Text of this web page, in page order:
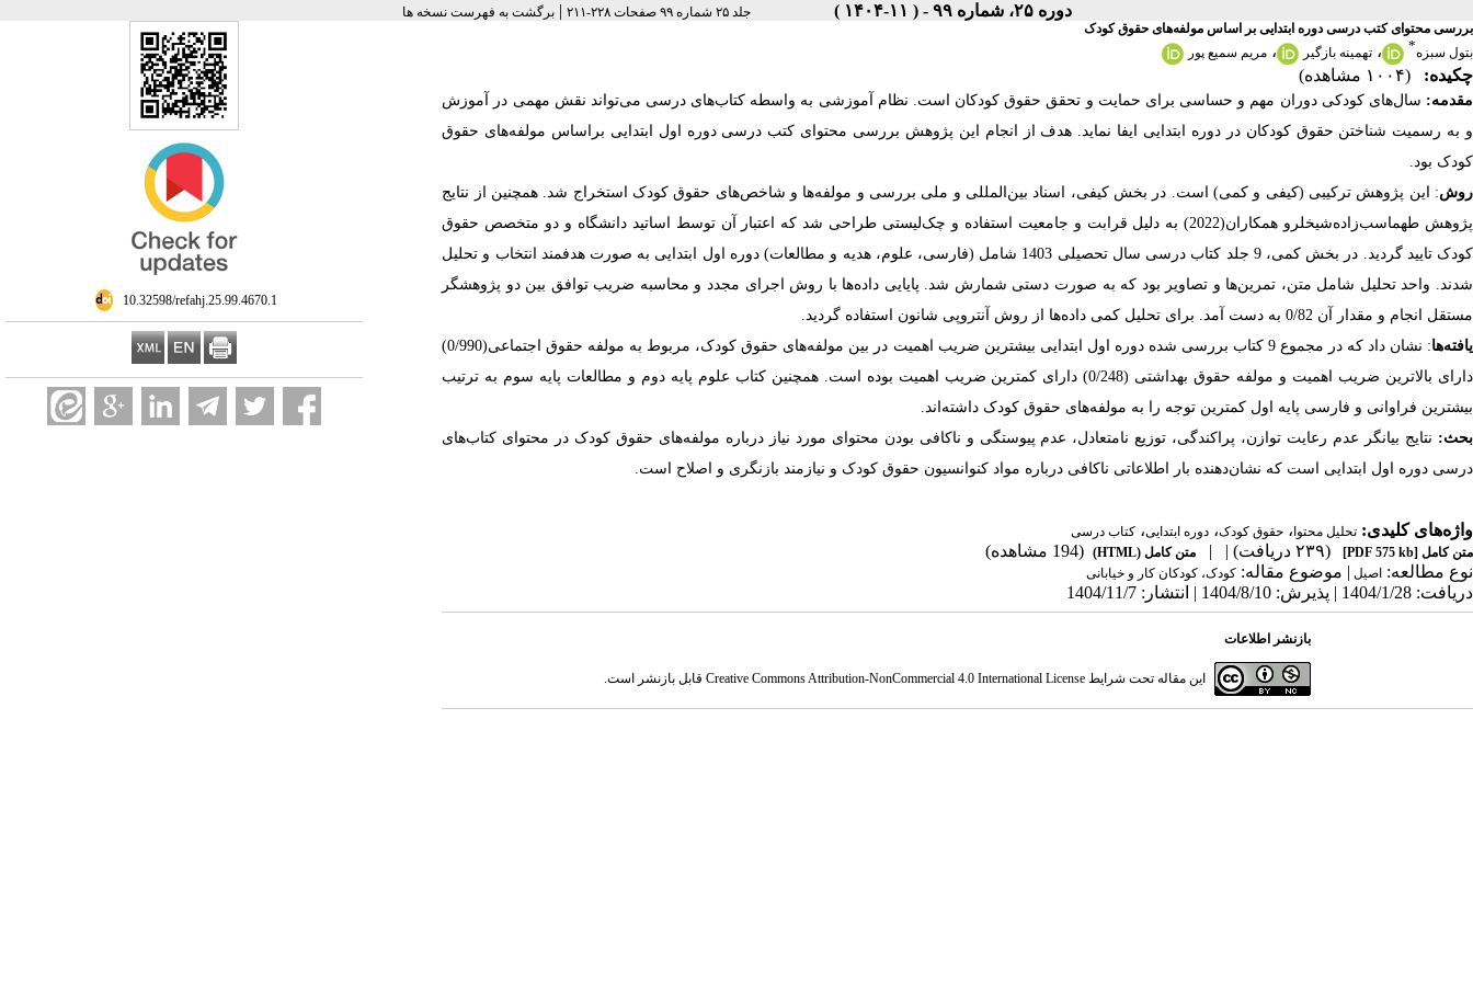
دوره ۲۵، شماره ۹۹ - ( ۱۱-۱۴۰۴ ) جلد ۲۵ شماره ۹۹ صفحات ۲۲۸-۲۱۱ |برگشت به فهرست نسخه ها
‎ 10.32598/refahj.25.99.4670.1
بررسی محتوای کتب درسی دوره ابتدایی بر اساس مولفه‌های حقوق کودک
بتول سبزه* ، تهمینه بازگیر ، مریم سمیع پور
چکیده: (۱۰۰۴ مشاهده)
مقدمه: سال‌های کودکی دوران مهم و حساسی برای حمایت و تحقق حقوق کودکان است. نظام آموزشی به واسطه کتاب‌های درسی می‌تواند نقش مهمی در آموزش
و به رسمیت شناختن حقوق کودکان در دوره ابتدایی ایفا نماید. هدف از انجام این پژوهش بررسی محتوای کتب درسی دوره اول ابتدایی براساس مولفه‌های حقوق
کودک بود.
روش: این پژوهش ترکیبی (کیفی و کمی) است. در بخش کیفی، اسناد بین‌المللی و ملی بررسی و مولفه‌ها و شاخص‌های حقوق کودک استخراج شد. همچنین از نتایج
پژوهش طهماسب‌زاده‌شیخلرو همکاران(2022) به دلیل قرابت و جامعیت استفاده و چک‌لیستی طراحی شد که اعتبار آن توسط اساتید دانشگاه و دو متخصص حقوق
کودک تایید گردید. در بخش کمی، 9 جلد کتاب درسی سال تحصیلی 1403 شامل (فارسی، علوم، هدیه و مطالعات) دوره اول ابتدایی به صورت هدفمند انتخاب و تحلیل
شدند. واحد تحلیل شامل متن، تمرین‌ها و تصاویر بود که به صورت دستی شمارش شد. پایایی داده‌ها با روش اجرای مجدد و محاسبه ضریب توافق بین دو پژوهشگر
مستقل انجام و مقدار آن 0/82 به دست آمد. برای تحلیل کمی داده‌ها از روش آنتروپی شانون استفاده گردید.
یافته‌ها
: نشان داد که در مجموع 9 کتاب بررسی شده دوره اول ابتدایی بیشترین ضریب اهمیت در بین مولفه‌های حقوق کودک، مربوط به مولفه حقوق اجتماعی(0/990)
دارای بالاترین ضریب اهمیت و مولفه حقوق بهداشتی (0/248) دارای کمترین ضریب اهمیت بوده است. همچنین کتاب علوم پایه دوم و مطالعات پایه سوم به ترتیب
بیشترین فراوانی و فارسی پایه اول کمترین توجه را به مولفه‌های حقوق کودک داشته‌اند.
بحث: نتایج بیانگر عدم رعایت توازن، پراکندگی، توزیع نامتعادل، عدم پیوستگی و ناکافی بودن محتوای مورد نیاز درباره مولفه‌های حقوق کودک در محتوای کتاب‌های
درسی دوره اول ابتدایی است که نشان‌دهنده بار اطلاعاتی ناکافی درباره مواد کنوانسیون حقوق کودک و نیازمند بازنگری و اصلاح است.
واژه‌های کلیدی: تحلیل محتوا، حقوق کودک، دوره ابتدایی، کتاب‌ درسی
متن کامل [PDF 575 kb] (۲۳۹ دریافت) | | متن کامل (HTML)
(194 مشاهده)
نوع مطالعه: اصیل | موضوع مقاله: کودک، کودکان کار و خیابانی
دریافت: 1404/1/28 | پذیرش: 1404/8/10 | انتشار: 1404/11/7
بازنشر اطلاعات
این مقاله تحت شرایط Creative Commons Attribution-NonCommercial 4.0 International Licenseقابل بازنشر است.